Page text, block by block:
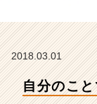
2018.03.01
自分のこ